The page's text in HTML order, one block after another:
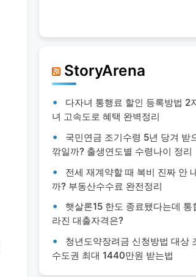
StoryArena
다자녀 통행료 할인 등록방법 2
녀 고속도로 혜택 완벽정리
국민연금 조기수령 5년 당겨 받
깎일까? 출생연도별 수령나이 정리
전세 재계약할 때 복비 진짜 안
까? 부동산수수료 완전정리
햇살론15 한도 종료됐다는데 통
라진 대출자격은?
청년도약장려금 신청방법 대상
수도권 최대 1440만원 받는법